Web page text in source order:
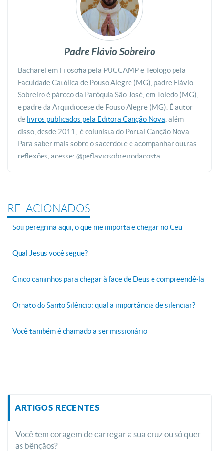
Padre Flávio Sobreiro
Bacharel em Filosofia pela PUCCAMP e Teólogo pela
Faculdade Católica de Pouso Alegre (MG), padre Flávio
Sobreiro é pároco da Paróquia São José, em Toledo (MG),
e padre da Arquidiocese de Pouso Alegre (MG). É autor
de livros publicados pela Editora Canção Nova , além
disso, desde 2011, é colunista do Portal Canção Nova.
Para saber mais sobre o sacerdote e acompanhar outras
reflexões, acesse: @peflaviosobreirodacosta.
RELACIONADOS
Sou peregrina aqui, o que me importa é chegar no Céu
Qual Jesus você segue?
Cinco caminhos para chegar à face de Deus e compreendê-la
Ornato do Santo Silêncio: qual a importância de silenciar?
Você também é chamado a ser missionário
ARTIGOS RECENTES
Você tem coragem de carregar a sua cruz ou só quer
as bênçãos?